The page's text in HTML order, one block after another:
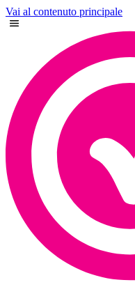
Vai al contenuto principale